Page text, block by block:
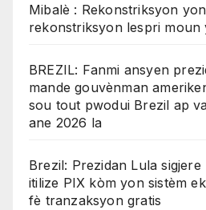
Mibalè : Rekonstriksyon
rekonstriksyon lespri moun
BREZIL: Fanmi ansyen
mande gouvènman
sou tout pwodui Brezil ap
ane 2026 la
Brezil: Prezidan Lula
itilize PIX kòm yon sistèm
fè tranzaksyon gratis